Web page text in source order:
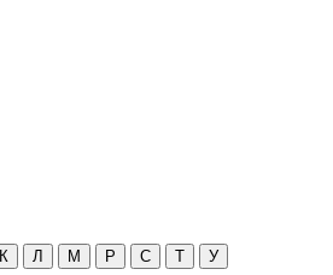
К Л М Р С Т У